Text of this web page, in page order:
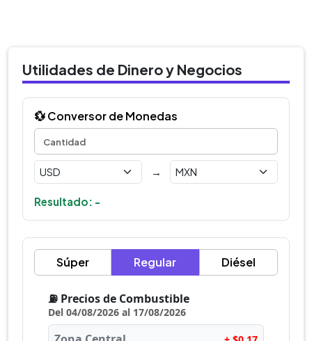
Utilidades de Dinero y Negocios
💱 Conversor de Monedas
→
Resultado: -
Súper Regular Diésel